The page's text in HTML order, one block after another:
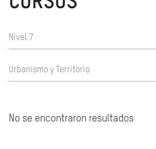
Nivel 7
Urbanismo y Territorio
No se encontraron resultados